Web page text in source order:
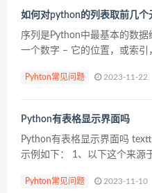
如何对python的列表取前几个
序列是Python中最基本的数
一个数字 – 它的位置，或索引
表和元组。 序列都可以进...
Pyhton常见问题 2023-11-22
Python有表格显示界面吗
Python有表格显示界面吗
示例如下： 1、以下这个来源
Pyhton常见问题 2023-11-10